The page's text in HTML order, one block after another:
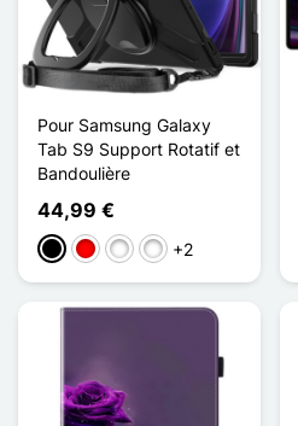
Pour Samsung Galaxy
Tab S9 Support Rotatif et
Bandoulière
44,99 €
NegroRouge / Noir
Bleu / Noir
Bleu / Vert Jaune
+2